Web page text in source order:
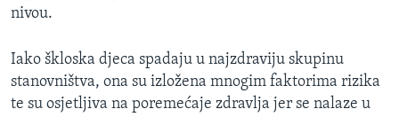
nivou.
Iako škloska djeca spadaju u najzdraviju skupinu
stanovništva, ona su izložena mnogim faktorima rizika
te su osjetljiva na poremećaje zdravlja jer se nalaze u